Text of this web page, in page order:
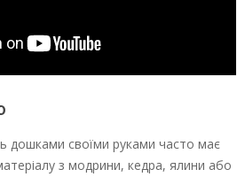
дошками своїми руками часто має
з модрини, кедра, ялини або